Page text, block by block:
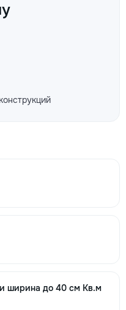
ширина до 40 см Кв.м